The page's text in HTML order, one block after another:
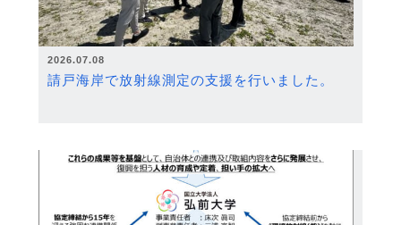
2026.07.08
請戸海岸で放射線測定の支援を行いました。